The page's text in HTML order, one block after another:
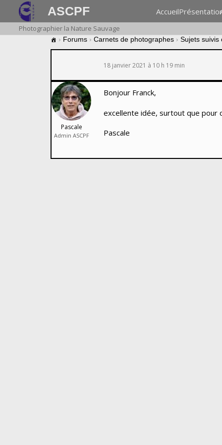
ASCPF Accueil
Photographier la Nature Sauvage
› Forums › Carnets de photographes › Sujets suivis
18 janvier 2021 à 10 h 19 min
Pascale
Admin ASCPF
Bonjour Franck,
excellente idée, surtout que pour
Pascale